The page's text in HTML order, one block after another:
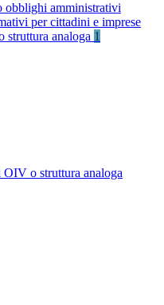
obblighi amministrativi
per cittadini e imprese
struttura analoga 1
OIV o struttura analoga